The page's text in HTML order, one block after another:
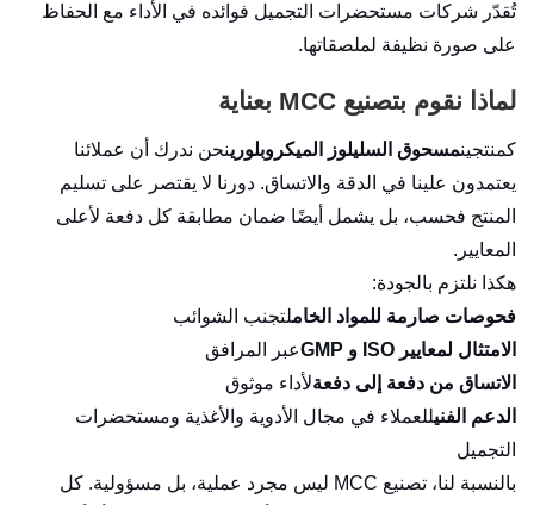
تُقدّر شركات مستحضرات التجميل فوائده في الأداء مع الحفاظ
على صورة نظيفة لملصقاتها.
لماذا نقوم بتصنيع MCC بعناية
كمنتجينمسحوق السليلوز الميكروبلورينحن ندرك أن عملائنا
يعتمدون علينا في الدقة والاتساق. دورنا لا يقتصر على تسليم
المنتج فحسب، بل يشمل أيضًا ضمان مطابقة كل دفعة لأعلى
المعايير.
هكذا نلتزم بالجودة:
فحوصات صارمة للمواد الخاملتجنب الشوائب
الامتثال لمعايير ISO و GMP
عبر المرافق
الاتساق من دفعة إلى دفعةلأداء موثوق
الدعم الفنيللعملاء في مجال الأدوية والأغذية ومستحضرات
التجميل
بالنسبة لنا، تصنيع MCC ليس مجرد عملية، بل مسؤولية. كل